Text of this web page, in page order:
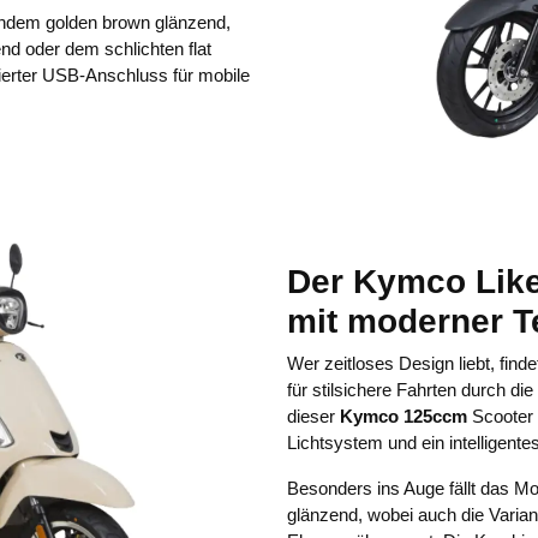
golden brown glänzend,
oder dem schlichten flat
USB-Anschluss für mobile
Der Kymco
mit moderner
Wer zeitloses Design liebt,
für stilsichere Fahrten durch
dieser Kymco 125ccm
Lichtsystem und ein
Besonders ins Auge fällt das
glänzend, wobei auch die